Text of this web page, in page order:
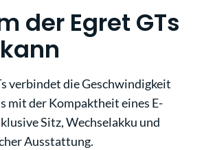
der Egret GTs
verbindet die Geschwindigkeit
mit der Kompaktheit eines E-
Sitz, Wechselakku und
Ausstattung.